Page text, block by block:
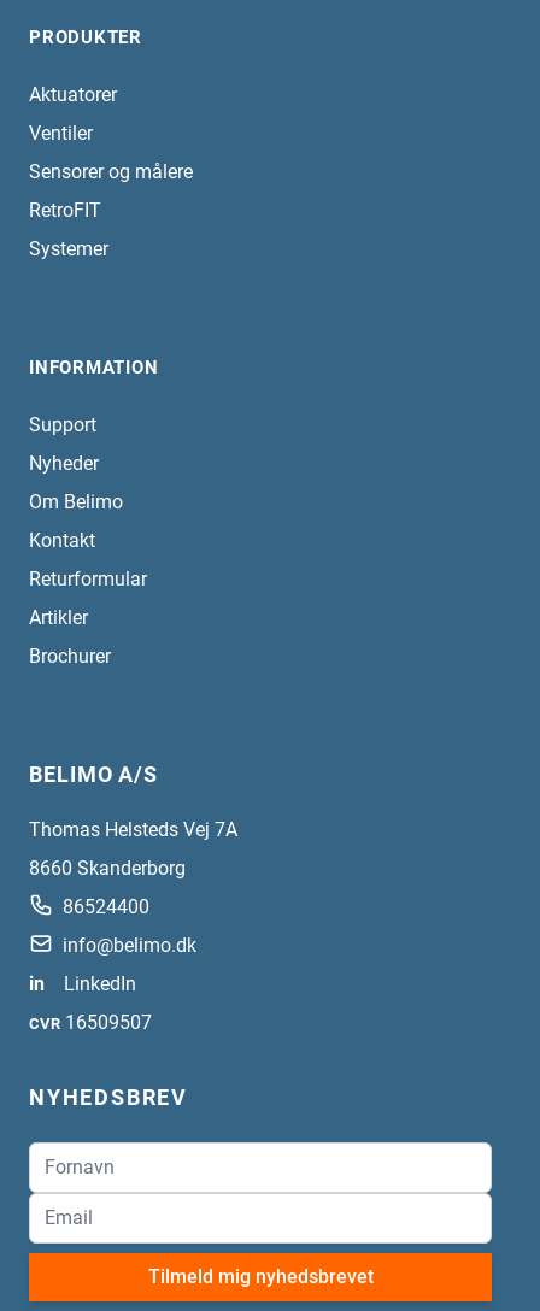
PRODUKTER
Aktuatorer
Ventiler
Sensorer og målere
RetroFIT
Systemer
INFORMATION
Support
Nyheder
Om Belimo
Kontakt
Returformular
Artikler
Brochurer
BELIMO A/S
Thomas Helsteds Vej 7A
8660 Skanderborg
86524400
info@belimo.dk
in
LinkedIn
CVR 16509507
NYHEDSBREV
Tilmeld mig nyhedsbrevet